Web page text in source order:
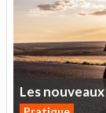
Lesnouveaux